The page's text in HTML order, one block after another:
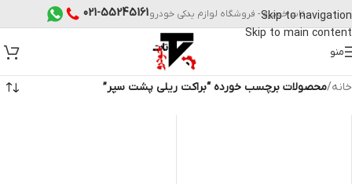
Skip to navigation
Skip to main content
تات خودرو - فروشگاه لوازم یدکی خودرو021-55245161
منو
خانه/محصولات برچسب خورده “براکت ریلی پشت سپر”